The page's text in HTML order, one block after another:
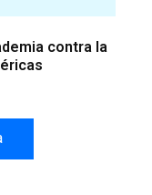
contra la